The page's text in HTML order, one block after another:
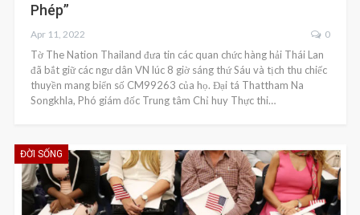
Phép”
Apr 11, 2022 0
Tờ The Nation Thailand đưa tin các quan chức hàng hải Thái Lan
đã bắt giữ các ngư dân VN lúc 8 giờ sáng thứ Sáu và tịch thu chiếc
thuyền mang biển số CM99263 của họ. Đại tá Thattham Na
Songkhla, Phó giám đốc Trung tâm Chỉ huy Thực thi…
ĐỜI SỐNG